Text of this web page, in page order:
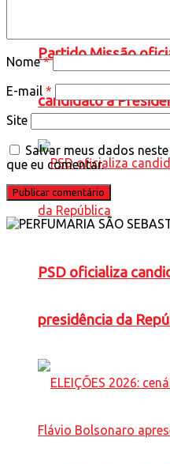
Partido Missão
candidato à
PSD oficializa
presidência da
Nome*
E-mail *
Site
Salvar meus dados
que eu comentar.